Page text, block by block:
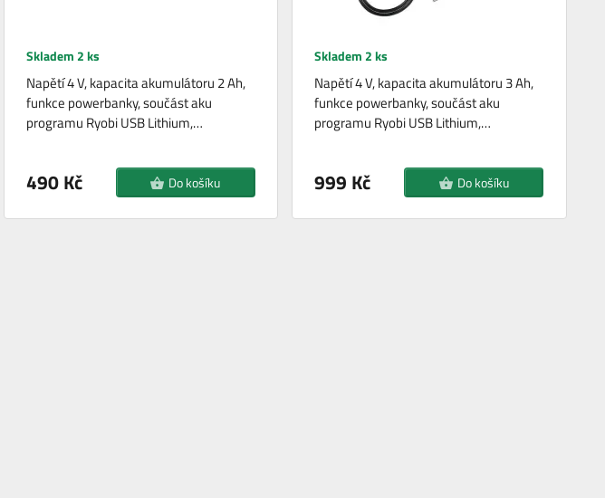
Skladem 2 ks
Napětí 4 V, kapacita akumulátoru 2 Ah,
funkce powerbanky, součást aku
programu Ryobi USB Lithium,…
490 Kč Do košíku
Skladem 2 ks
Napětí 4 V, kapacita akumulátoru 3 Ah,
funkce powerbanky, součást aku
programu Ryobi USB Lithium,…
999 Kč Do košíku